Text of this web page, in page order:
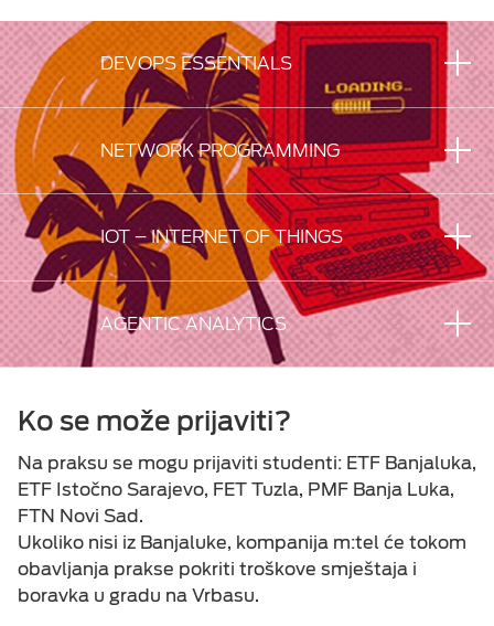
DEVOPS ESSENTIALS
NETWORK PROGRAMMING
IOT – INTERNET OF THINGS
AGENTIC ANALYTICS
Ko se može prijaviti?
Na praksu se mogu prijaviti studenti: ETF Banjaluka,
ETF Istočno Sarajevo, FET Tuzla, PMF Banja Luka,
FTN Novi Sad.
Ukoliko nisi iz Banjaluke, kompanija m:tel će tokom
obavljanja prakse pokriti troškove smještaja i
boravka u gradu na Vrbasu.